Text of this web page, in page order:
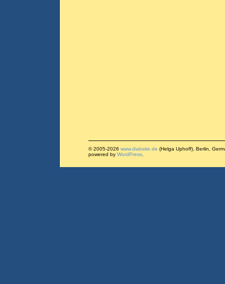
© 2005-2026 www.diabsite.de (Helga Uphoff), Berlin,
powered by WordPress.